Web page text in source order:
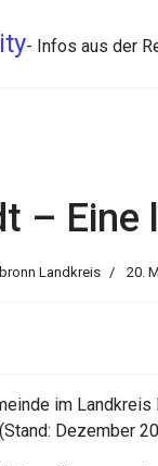
- Infos aus der
– Eine
Landkreis 20.
im
Dezember